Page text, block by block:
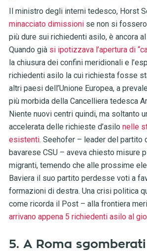
Il ministro degli interni tedesco, Horst
minacciato dimissionise non si
più dure sui richiedenti asilo, è ancora
Quando già si ipotizzava l’apertura di
la chiusura dei confini meridionali e
richiedenti asilo la cui richiesta fosse
altri paesi dell’Unione Europea, a
più morbida della Cancelliera tedesca
Niente nuovi centri quindi, ma soltanto
accelerata delle richieste d’asilo nelle
esistenti. Seehofer – leader del partito
bavarese CSU – aveva chiesto misure
migranti, temendo che alle prossime
Baviera il suo partito perdesse voti a
formazioni di destra. Una crisi politica
come ricorda il Post – alla frontiera
arrivano appena 5 richiedenti asilo al
5. A Roma